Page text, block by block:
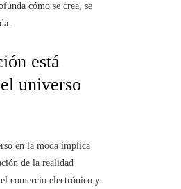
cómo se crea, se
está
universo
en la moda implica
de la realidad
comercio electrónico y